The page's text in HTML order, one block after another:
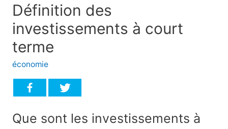
Définition des
investissements à court
terme
économie
Que sont les investissements à